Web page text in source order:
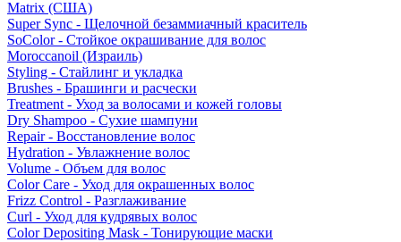
Matrix (США)
Super Sync - Щелочной безаммиачный краситель
SoColor - Стойкое окрашивание для волос
Moroccanoil (Израиль)
Styling - Стайлинг и укладка
Brushes - Брашинги и расчески
Treatment - Уход за волосами и кожей головы
Dry Shampoo - Сухие шампуни
Repair - Восстановление волос
Hydration - Увлажнение волос
Volume - Объем для волос
Color Care - Уход для окрашенных волос
Frizz Control - Разглаживание
Curl - Уход для кудрявых волос
Color Depositing Mask - Тонирующие маски